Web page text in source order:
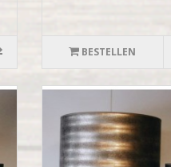
BESTELLEN